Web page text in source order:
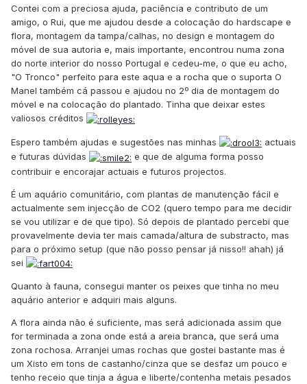
Contei com a preciosa ajuda, paciência e contributo de um
amigo, o Rui, que me ajudou desde a colocação do hardscape e
flora, montagem da tampa/calhas, no design e montagem do
móvel de sua autoria e, mais importante, encontrou numa zona
do norte interior do nosso Portugal e cedeu-me, o que eu acho,
"O Tronco" perfeito para este aqua e a rocha que o suporta O
Manel também cá passou e ajudou no 2º dia de montagem do
móvel e na colocação do plantado. Tinha que deixar estes
valiosos créditos
Espero também ajudas e sugestões nas minhas
actuais
e futuras dúvidas
e que de alguma forma posso
contribuir e encorajar actuais e futuros projectos.
É um aquário comunitário, com plantas de manutenção fácil e
actualmente sem injecção de CO2 (quero tempo para me decidir
se vou utilizar e de que tipo). Só depois de plantado percebi que
provavelmente devia ter mais camada/altura de substracto, mas
para o próximo setup (que não posso pensar já nisso!! ahah) já
sei
Quanto à fauna, consegui manter os peixes que tinha no meu
aquário anterior e adquiri mais alguns.
A flora ainda não é suficiente, mas será adicionada assim que
for terminada a zona onde está a areia branca, que será uma
zona rochosa. Arranjei umas rochas que gostei bastante mas é
um Xisto em tons de castanho/cinza que se desfaz um pouco e
tenho receio que tinja a água e liberte/contenha metais pesados